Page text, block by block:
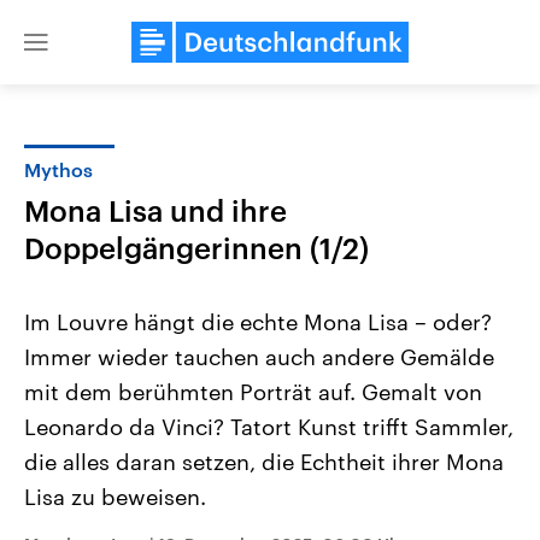
Close
Landtagswahl Sachsen-Anhalt
2026
Alle Informationen
Sachsen-Anhalt wählt am 6.
September 2026 einen neuen
Bundesland von einer Koalition aus
USA
Aktuelle Beiträge,
Hintergründe
mit großem Einfluss auf
Mythos
Mona Lisa und ihre
Doppelgängerinnen (1/2)
Im Louvre hängt die echte Mona Lisa – oder?
Immer wieder tauchen auch andere Gemälde
mit dem berühmten Porträt auf. Gemalt von
Leonardo da Vinci? Tatort Kunst trifft Sammler,
die alles daran setzen, die Echtheit ihrer Mona
Lisa zu beweisen.